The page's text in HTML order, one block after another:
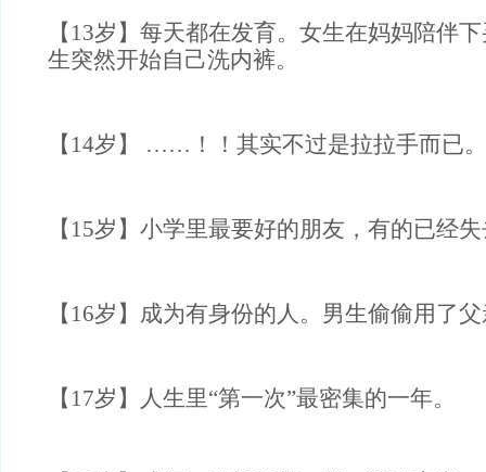
【13岁】每天都在发育。女生在妈妈陪伴
生突然开始自己洗内裤。
【14岁】 ……！！其实不过是拉拉手而已。
【15岁】小学里最要好的朋友，有的已经
【16岁】成为有身份的人。男生偷偷用了
【17岁】人生里“第一次”最密集的一年。